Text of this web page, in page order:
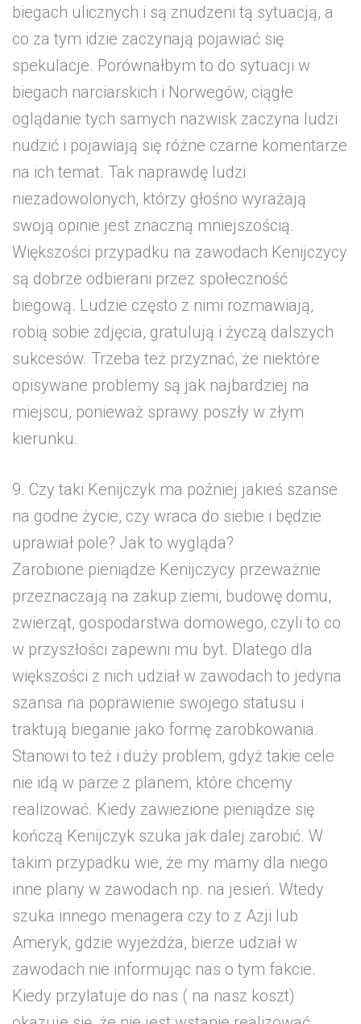
biegach ulicznych i są znudzeni tą sytuacją, a
co za tym idzie zaczynają pojawiać się
spekulacje. Porównałbym to do sytuacji w
biegach narciarskich i Norwegów, ciągłe
oglądanie tych samych nazwisk zaczyna ludzi
nudzić i pojawiają się różne czarne komentarze
na ich temat. Tak naprawdę ludzi
niezadowolonych, którzy głośno wyrażają
swoją opinie jest znaczną mniejszością.
Większości przypadku na zawodach Kenijczycy
są dobrze odbierani przez społeczność
biegową. Ludzie często z nimi rozmawiają,
robią sobie zdjęcia, gratulują i życzą dalszych
sukcesów. Trzeba też przyznać, że niektóre
opisywane problemy są jak najbardziej na
miejscu, ponieważ sprawy poszły w złym
kierunku.
9. Czy taki Kenijczyk ma poźniej jakieś szanse
na godne życie, czy wraca do siebie i będzie
uprawiał pole? Jak to wygląda?
Zarobione pieniądze Kenijczycy przeważnie
przeznaczają na zakup ziemi, budowę domu,
zwierząt, gospodarstwa domowego, czyli to co
w przyszłości zapewni mu byt. Dlatego dla
większości z nich udział w zawodach to jedyna
szansa na poprawienie swojego statusu i
traktują bieganie jako formę zarobkowania.
Stanowi to też i duży problem, gdyż takie cele
nie idą w parze z planem, które chcemy
realizować. Kiedy zawiezione pieniądze się
kończą Kenijczyk szuka jak dalej zarobić. W
takim przypadku wie, że my mamy dla niego
inne plany w zawodach np. na jesień. Wtedy
szuka innego menagera czy to z Azji lub
Ameryk, gdzie wyjeżdża, bierze udział w
zawodach nie informując nas o tym fakcie.
Kiedy przylatuje do nas ( na nasz koszt)